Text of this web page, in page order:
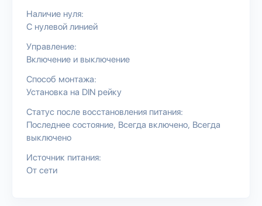
Наличие нуля:
С нулевой линией
Управление:
Включение и выключение
Способ монтажа:
Установка на DIN рейку
Статус после восстановления питания:
Последнее состояние Всегда включено Всегда
выключено
Источник питания:
От сети